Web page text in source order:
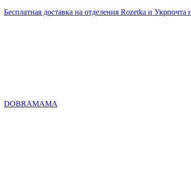
Бесплатная доставка на отделения Rozetka и
DOBRAMAMA